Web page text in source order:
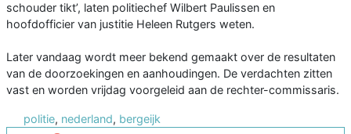
schouder tikt’, laten politiechef Wilbert Paulissen en
hoofdofficier van justitie Heleen Rutgers weten.
Later vandaag wordt meer bekend gemaakt over de resultaten
van de doorzoekingen en aanhoudingen. De verdachten zitten
vast en worden vrijdag voorgeleid aan de rechter-commissaris.
politie, nederland, bergeijk